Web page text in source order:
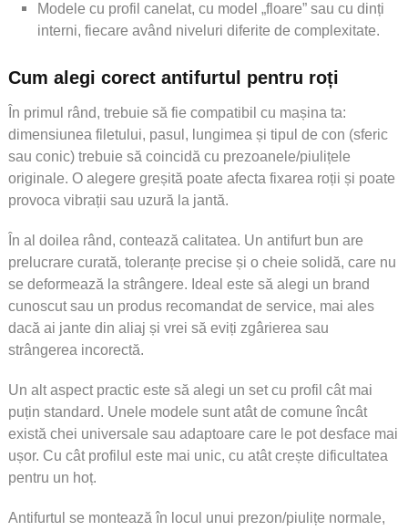
Modele cu profil canelat, cu model „floare” sau cu dinți
interni, fiecare având niveluri diferite de complexitate.
Cum alegi corect antifurtul pentru roți
În primul rând, trebuie să fie compatibil cu mașina ta:
dimensiunea filetului, pasul, lungimea și tipul de con (sferic
sau conic) trebuie să coincidă cu prezoanele/piulițele
originale. O alegere greșită poate afecta fixarea roții și poate
provoca vibrații sau uzură la jantă.
În al doilea rând, contează calitatea. Un antifurt bun are
prelucrare curată, toleranțe precise și o cheie solidă, care nu
se deformează la strângere. Ideal este să alegi un brand
cunoscut sau un produs recomandat de service, mai ales
dacă ai jante din aliaj și vrei să eviți zgârierea sau
strângerea incorectă.
Un alt aspect practic este să alegi un set cu profil cât mai
puțin standard. Unele modele sunt atât de comune încât
există chei universale sau adaptoare care le pot desface mai
ușor. Cu cât profilul este mai unic, cu atât crește dificultatea
pentru un hoț.
Antifurtul se montează în locul unui prezon/piulițe normale,